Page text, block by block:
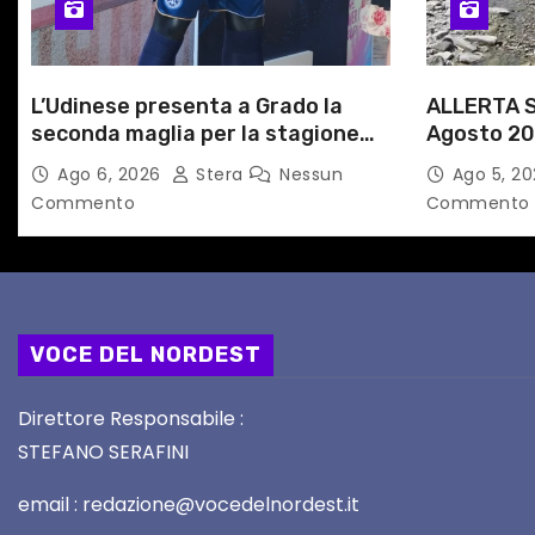
i
c
o
l
i
L’Udinese presenta a Grado la
seconda maglia per la stagione
2026/27
Ago 6, 2026 Stera
Nessun
Commento
ALLERTA
Agosto
alleAgo 5,
Commento
VOCE DEL NORDEST
Direttore Responsabile :
STEFANO SERAFINI
email : redazione@vocedelnordest.it